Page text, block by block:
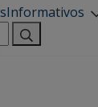
Informativos